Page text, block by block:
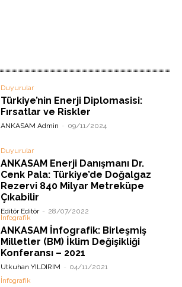
Duyurular
Türkiye’nin Enerji Diplomasisi:
Fırsatlar ve Riskler
ANKASAM Admin - 09/11/2024
Duyurular
ANKASAM Enerji Danışmanı Dr.
Cenk Pala: Türkiye’de Doğalgaz
Rezervi 840 Milyar Metreküpe
Çıkabilir
Editör Editör - 28/07/2022
İnfografik
ANKASAM İnfografik: Birleşmiş
Milletler (BM) İklim Değişikliği
Konferansı – 2021
Utkuhan YILDIRIM - 04/11/2021
İnfografik